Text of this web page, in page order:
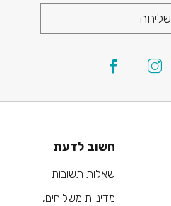
שליחה
חשוב לדעת
שאלות תשובות
מדיניות משלוחים,